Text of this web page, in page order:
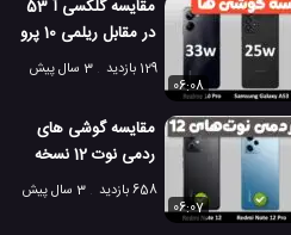
مقایسه گلکسی آ 53
در مقابل ریلمی 10 پرو
و ردمی نوت 12 پرو
129 بازدید
3 سال پیش
06:08
مقایسه گوشی های
ردمی نوت 12 نسخه
معمولی، پرو و پلاس!
658 بازدید
3 سال پیش
06:07